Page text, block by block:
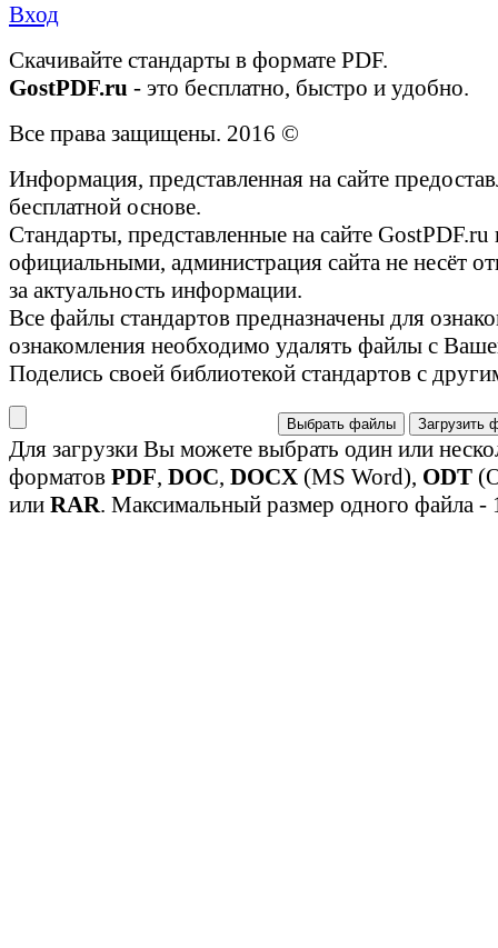
Вход
Cкачивайте стандарты в формате PDF.
GostPDF.ru - это бесплатно, быстро и удобно.
Все права защищены. 2016 ©
Информация, представленная на сайте
бесплатной основе.
Стандарты, представленные на сайте GostPDF.ru
официальными, администрация сайта не несёт
за актуальность информации.
Все файлы стандартов предназначены для
ознакомления необходимо удалять файлы с
Поделись своей библиотекой стандартов с
Выбрать файлы Загрузить
Для загрузки Вы можете выбрать один или
форматов PDF, DOC, DOCX (MS Word), ODT
или RAR. Максимальный размер одного файла